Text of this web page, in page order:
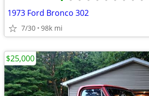
1973 Ford Bronco 302
7/30 98k mi
$25,000